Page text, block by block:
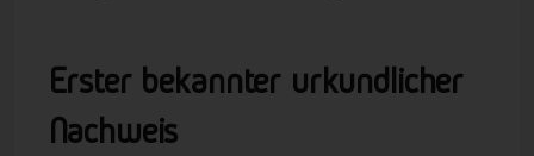
Erster bekannter urkundlicher
Nachweis